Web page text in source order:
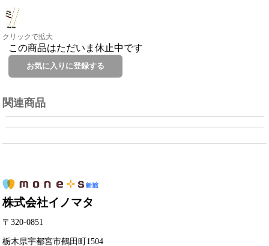
クリックで拡大
この商品はただいま休止中です
関連商品
株式会社イノマタ
〒320-0851
栃木県宇都宮市鶴田町1504